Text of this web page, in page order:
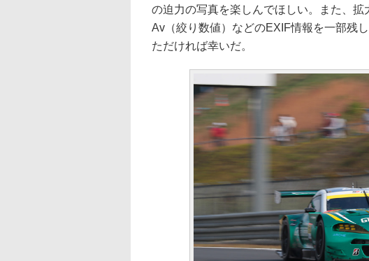
の迫力の写真を楽しんでほしい。また、拡
Av（絞り数値）などのEXIF情報を一部残
ただければ幸いだ。